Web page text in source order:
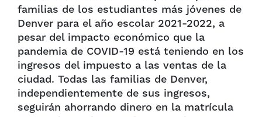
familias de los estudiantes más jóvenes de
Denver para el año escolar 2021-2022, a
pesar del impacto económico que la
pandemia de COVID-19 está teniendo en los
ingresos del impuesto a las ventas de la
ciudad. Todas las familias de Denver,
independientemente de sus ingresos,
seguirán ahorrando dinero en la matrícula